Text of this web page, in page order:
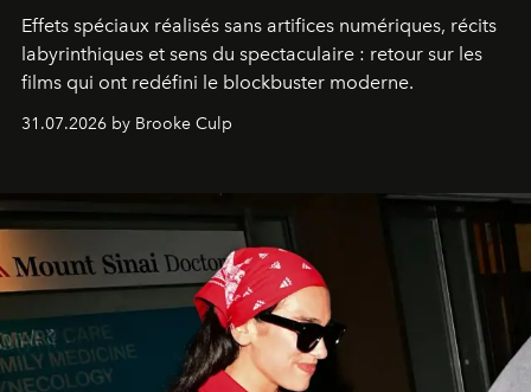
Effets spéciaux réalisés sans artifices numériques, récits
labyrinthiques et sens du spectaculaire : retour sur les
films qui ont redéfini le blockbuster moderne.
31.07.2026 by Brooke Culp